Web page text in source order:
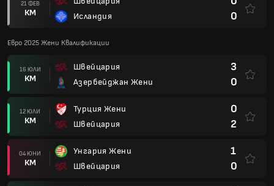
21 ФЕВ
КМ
Исландия
0
Евро 2025 Жени Квалификации
16 ЮЛИ
КМ
Швейцария
Азербейджан Жени
3
0
12 ЮЛИ
КМ
Турция Жени
Швейцария
0
2
04 ЮНИ
КМ
Унгария Жени
Швейцария
1
0